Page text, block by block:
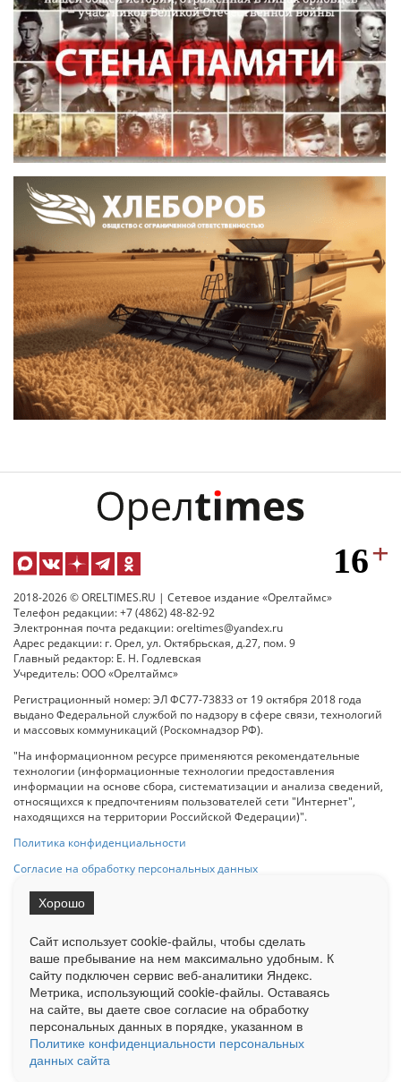
2018-2026 © ORELTIMES.RU | Сетевое издание «Орелтаймс»
Телефон редакции: +7 (4862) 48-82-92
Электронная почта редакции: oreltimes@yandex.ru
Адрес редакции: г. Орел, ул. Октябрьская, д.27, пом. 9
Главный редактор: Е. Н. Годлевская
Учредитель: ООО «Орелтаймс»
Регистрационный номер: ЭЛ ФС77-73833 от 19 октября 2018 года
выдано Федеральной службой по надзору в сфере связи, технологий
и массовых коммуникаций (Роскомнадзор РФ).
"На информационном ресурсе применяются рекомендательные
технологии (информационные технологии предоставления
информации на основе сбора, систематизации и анализа сведений,
относящихся к предпочтениям пользователей сети "Интернет",
находящихся на территории Российской Федерации)".
Политика конфиденциальности
Согласие на обработку персональных данных
на Сетевое издание «ОрелТаймс» обязательна.
Ограниченная статистика посещаемости доступна на сайте
Liveinternet.ru . Подробная статистика для рекламодателей по запросу
у менеджера.
Реклама Документы О нас Контакты
Сайт использует cookie-файлы, чтобы сделать
ваше пребывание на нем максимально удобным. К
cайту подключен сервис веб-аналитики Яндекс.
Метрика, использующий cookie-файлы. Оставаясь
на сайте, вы даете свое согласие на обработку
персональных данных в порядке, указанном в
Политике конфиденциальности персональных
данных сайта
Хорошо